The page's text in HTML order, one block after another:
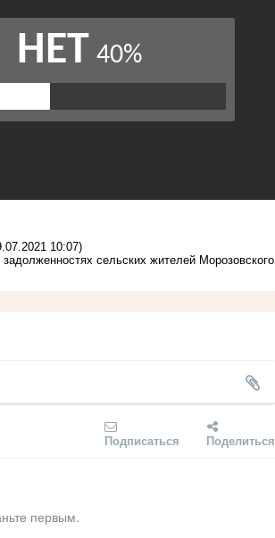
10:07)
сельских жителей Морозовского
Подписаться Поделиться
первым.